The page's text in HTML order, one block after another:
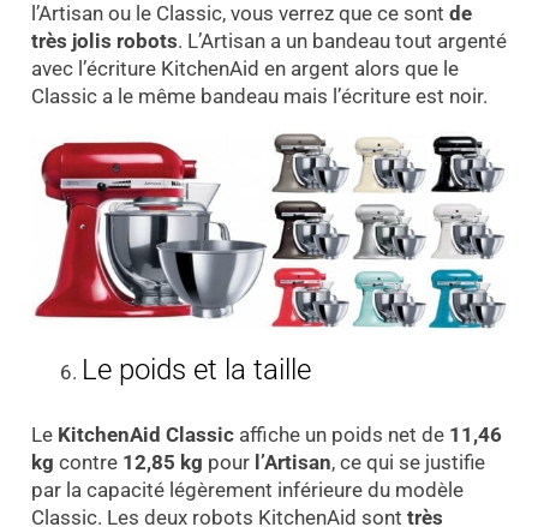
l’Artisan ou le Classic, vous verrez que ce sont de
très jolis robots. L’Artisan a un bandeau tout argenté
avec l’écriture KitchenAid en argent alors que le
Classic a le même bandeau mais l’écriture est noir.
Le poids et la taille
Le KitchenAid Classicaffiche un poids net de 11,46
kg contre 12,85 kg pour l’Artisan, ce qui se justifie
par la capacité légèrement inférieure du modèle
Classic. Les deux robots KitchenAid sont très